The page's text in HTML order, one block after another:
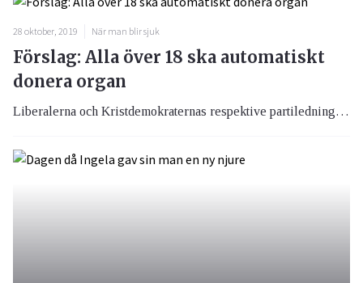
28 oktober, 2019 När man blir sjuk
Förslag: Alla över 18 ska automatiskt
donera organ
Liberalerna och Kristdemokraternas respektive partiledning föreslår en lagändring som skulle innebära att alla över 18 år automatiskt skrivs in i donationsregistret. De som inte vill donera sina organ ska enligt förslaget aktivt behöva ta ställning.